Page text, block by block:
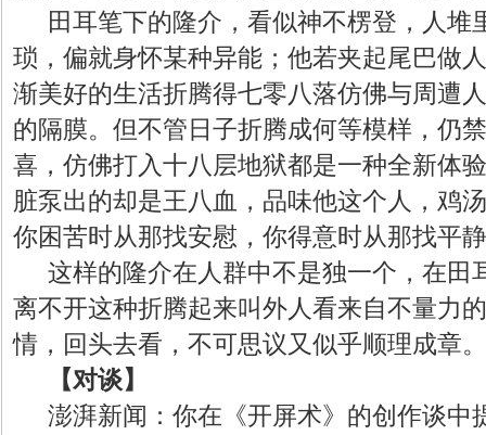
田耳笔下的隆介，看似神不楞登，人堆
琐，偏就身怀某种异能；他若夹起尾巴做
渐美好的生活折腾得七零八落仿佛与周遭
的隔膜。但不管日子折腾成何等模样，仍
喜，仿佛打入十八层地狱都是一种全新体
脏泵出的却是王八血，品味他这个人，鸡
你困苦时从那找安慰，你得意时从那找平
这样的隆介在人群中不是独一个，在田
离不开这种折腾起来叫外人看来自不量力
情，回头去看，不可思议又似乎顺理成章。
【对谈】
澎湃新闻：你在《开屏术》的创作谈中